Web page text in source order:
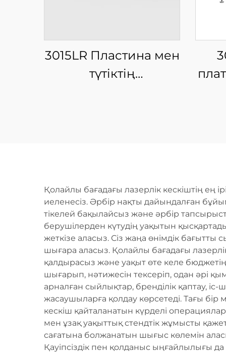
3015LR Пластина мен
түтіктің
Қолайлы бағадағы лазерлік кескіштің ең
иеленесіз. Әрбір нақты дайындалған
тікелей бақылайсыз және әрбір
берушілерден күтудің уақытын
жеткізе аласыз. Сіз жаңа өнімдік
шығара аласыз. Қолайлы бағадағы
қалдырасыз және уақыт өте келе
шығарып, нәтижесін тексеріп, одан әрі
арналған сыйлықтар, бренділік қаптау, іс-
жасаушыларға қолдау көрсетеді. Тағы
кескіш қайталанатын күрделі
мен ұзақ уақыттық стендтік жұмысты
сағатына болжанатын шығыс көлемін
Қауіпсіздік пен қолданыс ыңғайлылығы